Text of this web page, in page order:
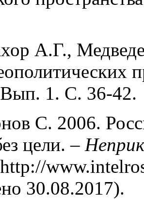
А.Г.,
1. С. 36-42.
С. 2006.
цели. –
30.08.2017).